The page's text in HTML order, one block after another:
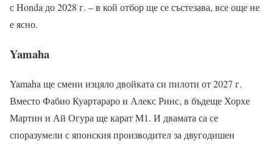
с Honda до 2028 г. – в кой отбор ще се състезава, все още не
е ясно.
Yamaha
Yamaha ще смени изцяло двойката си пилоти от 2027 г.
Вместо Фабио Куартараро и Алекс Ринс, в бъдеще Хорхе
Мартин и Ай Огура ще карат M1. И двамата са се
споразумели с японския производител за двугодишен